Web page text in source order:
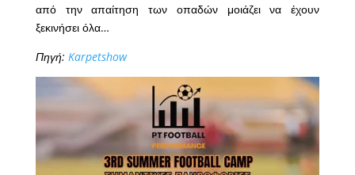
από την απαίτηση των οπαδών μοιάζει να έχουν
ξεκινήσει όλα…
Πηγή: Karpetshow